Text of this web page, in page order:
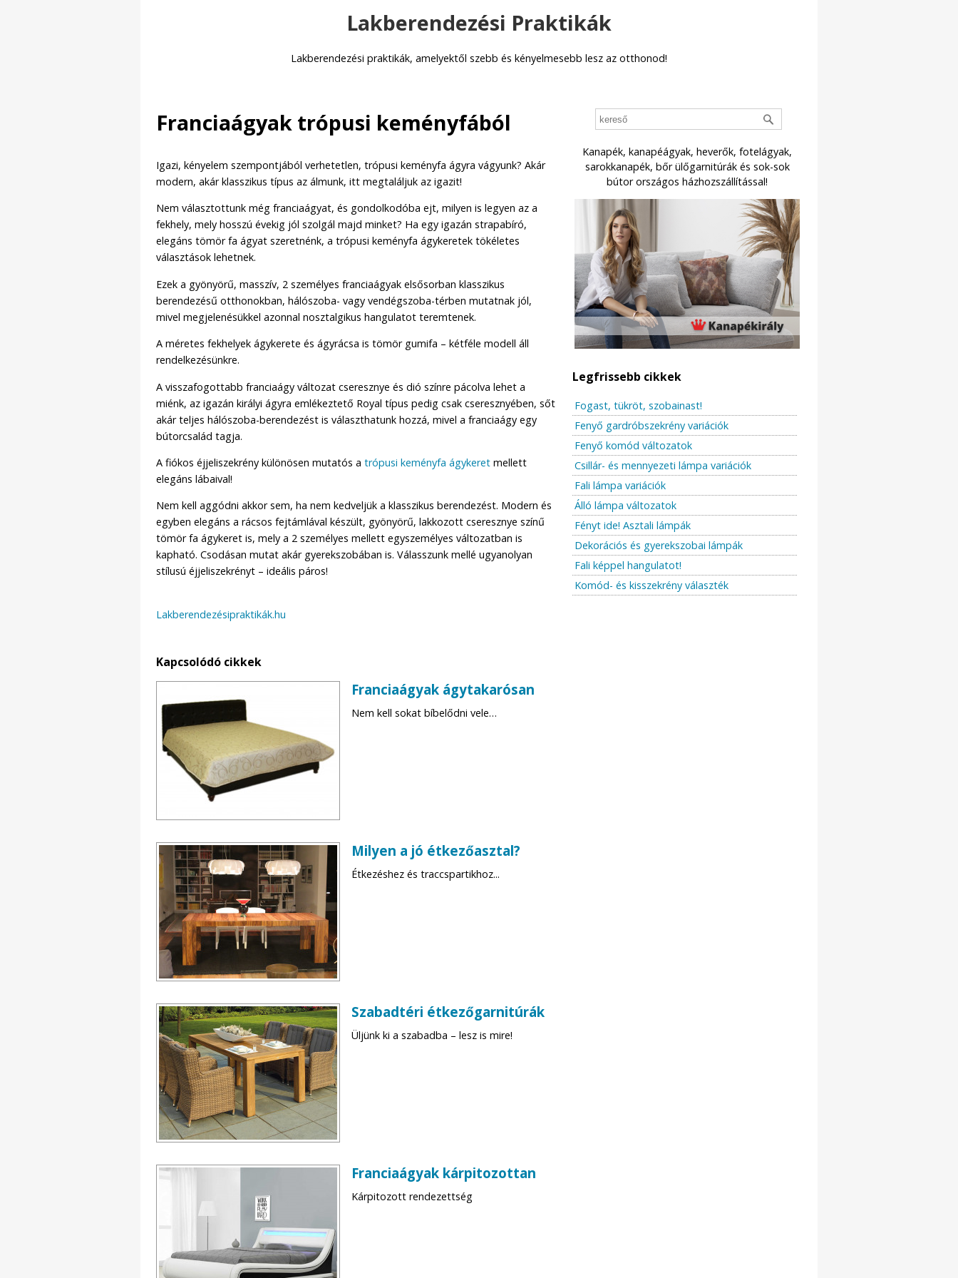
Lakberendezési Praktikák
Lakberendezési praktikák, amelyektől szebb és kényelmesebb lesz az otthonod!
Franciaágyak trópusi keményfából
Igazi, kényelem szempontjából verhetetlen, trópusi keményfa ágyra vágyunk? Akár
modern, akár klasszikus típus az álmunk, itt megtaláljuk az igazit!
Nem választottunk még franciaágyat, és gondolkodóba ejt, milyen is legyen az a
fekhely, mely hosszú évekig jól szolgál majd minket? Ha egy igazán strapabíró,
elegáns tömör fa ágyat szeretnénk, a trópusi keményfa ágykeretek tökéletes
választások lehetnek.
Ezek a gyönyörű, masszív, 2 személyes franciaágyak elsősorban klasszikus
berendezésű otthonokban, hálószoba- vagy vendégszoba-térben mutatnak jól,
mivel megjelenésükkel azonnal nosztalgikus hangulatot teremtenek.
A méretes fekhelyek ágykerete és ágyrácsa is tömör gumifa – kétféle modell áll
rendelkezésünkre.
A visszafogottabb franciaágy változat cseresznye és dió színre pácolva lehet a
miénk, az igazán királyi ágyra emlékeztető Royal típus pedig csak cseresznyében, sőt
akár teljes hálószoba-berendezést is választhatunk hozzá, mivel a franciaágy egy
bútorcsalád tagja.
A fiókos éjjeliszekrény különösen mutatós a trópusi keményfa ágykeret mellett
elegáns lábaival!
Nem kell aggódni akkor sem, ha nem kedveljük a klasszikus berendezést. Modern és
egyben elegáns a rácsos fejtámlával készült, gyönyörű, lakkozott cseresznye színű
tömör fa ágykeret is, mely a 2 személyes mellett egyszemélyes változatban is
kapható. Csodásan mutat akár gyerekszobában is. Válasszunk mellé ugyanolyan
stílusú éjjeliszekrényt – ideális páros!
Lakberendezésipraktikák.hu
Kapcsolódó cikkek
Franciaágyak ágytakarósan
Nem kell sokat bíbelődni vele…
Milyen a jó étkezőasztal?
Étkezéshez és traccspartikhoz...
Szabadtéri étkezőgarnitúrák
Üljünk ki a szabadba – lesz is mire!
Franciaágyak kárpitozottan
Kárpitozott rendezettség
Kanapék, kanapéágyak, heverők, fotelágyak,
sarokkanapék, bőr ülőgarnitúrák és sok-sok
bútor országos házhozszállítással!
Legfrissebb cikkek
Fogast, tükröt, szobainast!
Fenyő gardróbszekrény variációk
Fenyő komód változatok
Csillár- és mennyezeti lámpa variációk
Fali lámpa variációk
Álló lámpa változatok
Fényt ide! Asztali lámpák
Dekorációs és gyerekszobai lámpák
Fali képpel hangulatot!
Komód- és kisszekrény választék